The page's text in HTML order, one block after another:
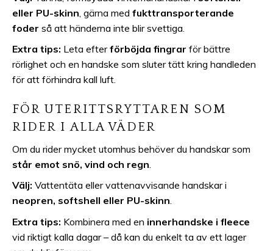
eller PU-skinn , gärna med fukttransporterande
foder så att händerna inte blir svettiga.
Extra tips: Leta efterförböjda fingrar för bättre
rörlighet och en handske som sluter tätt kring handleden
för att förhindra kall luft.
FÖR UTERITTSRYTTAREN SOM
RIDER I ALLA VÄDER
Om du rider mycket utomhus behöver du handskar som
står emot snö, vind och regn
Välj: Vattentäta eller vattenavvisande handskar i
neopren, softshell eller PU-skinn.
Extra tips: Kombinera med en innerhandske i fleece
vid riktigt kalla dagar – då kan du enkelt ta av ett lager